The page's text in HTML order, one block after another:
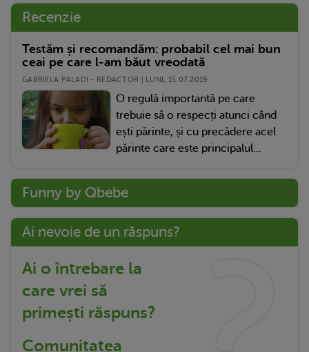
Recenzie
Testăm și recomandăm: probabil cel mai bun
ceai pe care l-am băut vreodată
GABRIELA PALADI - REDACTOR | LUNI, 15.07.2019
O regulă importantă pe care
trebuie să o respecți atunci când
ești părinte, și cu precădere acel
părinte care este principalul...
Funny by Qbebe
Ai nevoie de un răspuns?
Ai o întrebare la
care vrei să
primești răspuns?
Comunitatea